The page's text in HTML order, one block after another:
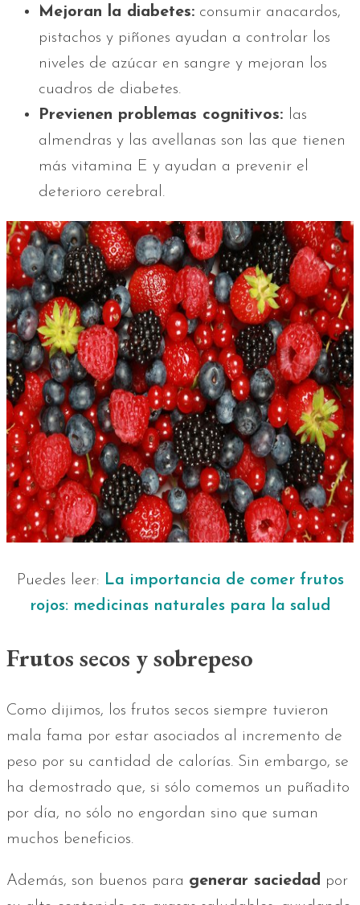
Mejoran la diabetes: consumir anacardos,
pistachos y piñones ayudan a controlar los
niveles de azúcar en sangre y mejoran los
cuadros de diabetes.
Previenen problemas cognitivos:
las
almendras y las avellanas son las que tienen
más vitamina E y ayudan a prevenir el
deterioro cerebral.
Puedes leer: La importancia de comer frutos
rojos: medicinas naturales para la salud
Frutos secos y sobrepeso
Como dijimos, los frutos secos siempre tuvieron
mala fama por estar asociados al incremento de
peso por su cantidad de calorías. Sin embargo, se
ha demostrado que, si sólo comemos un puñadito
por día, no sólo no engordan sino que suman
muchos beneficios.
Además, son buenos para generar saciedad por